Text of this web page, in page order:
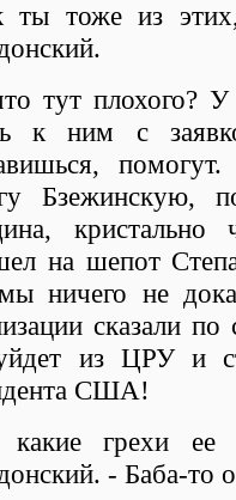
ты тоже из
тут плохого? У
к ним с
Бзежинскую,
на шепот
ничего не
сказали по
из ЦРУ и
США!
грехи ее
- Баба-то